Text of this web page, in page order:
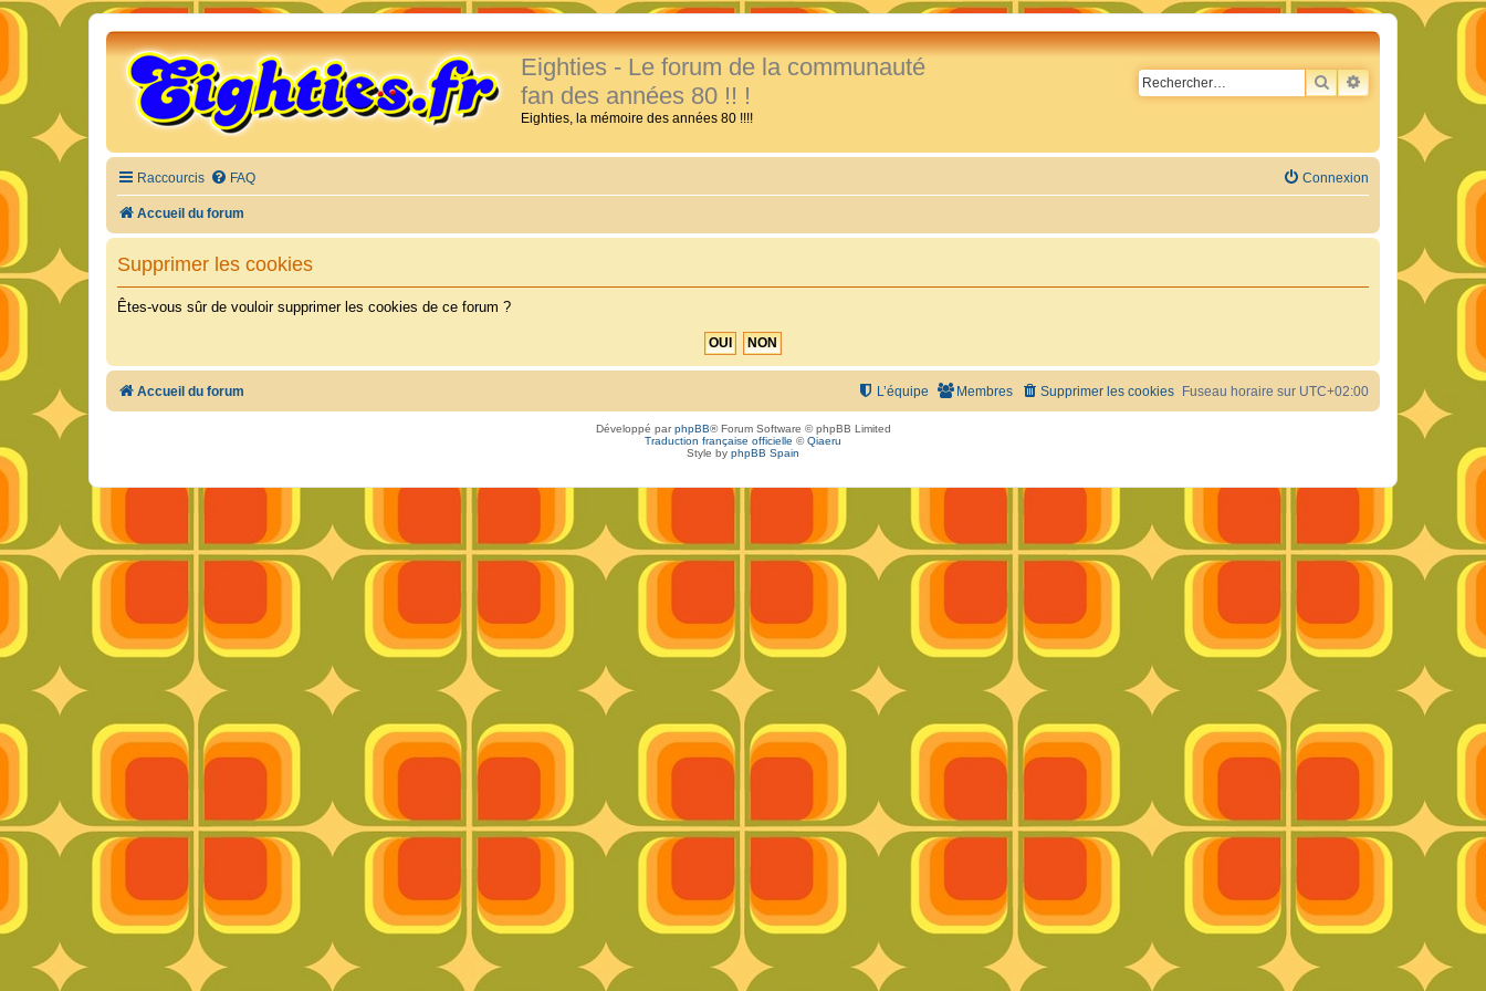
Eighties - Le forum de la communauté
fan des années 80 !! !
Eighties, la mémoire des années 80 !!!!
RECHERCHER
RECHERCHE
Raccourcis FAQ Connexion
Accueil du forum
Supprimer les cookies
Êtes-vous sûr de vouloir supprimer les cookies de ce forum ?
Accueil du forum Fuseau horaire sur UTC+02:00
Supprimer les cookies
Membres
L’équipe
Développé parphpBB® Forum Software © phpBB Limited
Traduction française officielle ©Qiaeru
Style by phpBB Spain